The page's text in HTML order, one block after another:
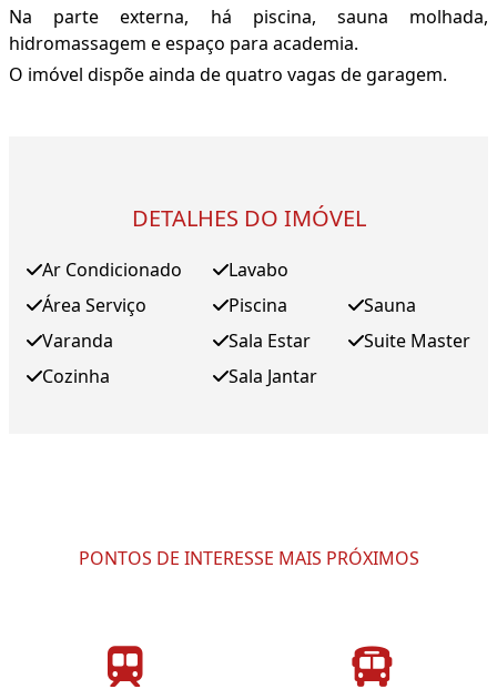
Na parte externa, há piscina, sauna molhada,
hidromassagem e espaço para academia.
O imóvel dispõe ainda de quatro vagas de garagem.
DETALHES DO IMÓVEL
Ar Condicionado
Área Serviço
Varanda
Cozinha
Lavabo
Piscina
Sala Estar
Sala Jantar
Sauna
Suite Master
PONTOS DE INTERESSE MAIS PRÓXIMOS